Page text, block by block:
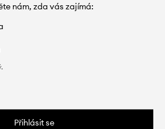
nám, zda vás zajímá:
Přihlásit se